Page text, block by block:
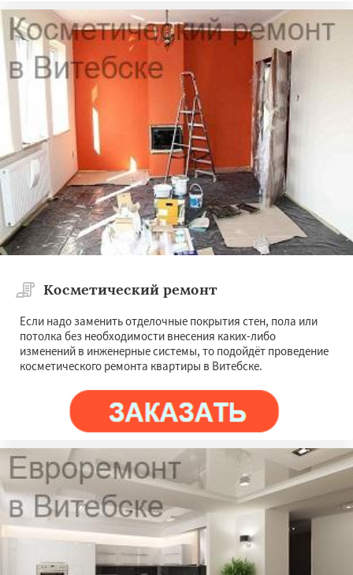
Косметический ремонт
Если надо заменить отделочные покрытия стен, пола или
потолка без необходимости внесения каких-либо
изменений в инженерные системы, то подойдёт проведение
косметического ремонта квартиры в Витебске.